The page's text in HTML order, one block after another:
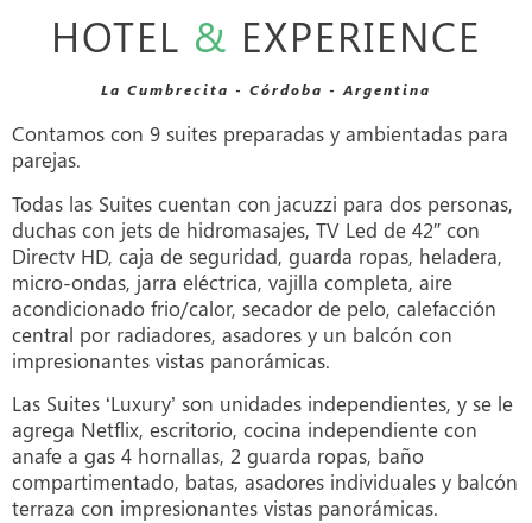
HOTEL & EXPERIENCE
La Cumbrecita - Córdoba - Argentina
Contamos con 9 suites preparadas y ambientadas para
parejas.
Todas las Suites cuentan con jacuzzi para dos personas,
duchas con jets de hidromasajes, TV Led de 42″ con
Directv HD, caja de seguridad, guarda ropas, heladera,
micro-ondas, jarra eléctrica, vajilla completa, aire
acondicionado frio/calor, secador de pelo, calefacción
central por radiadores, asadores y un balcón con
impresionantes vistas panorámicas.
Las Suites ‘Luxury’ son unidades independientes, y se le
agrega Netflix, escritorio, cocina independiente con
anafe a gas 4 hornallas, 2 guarda ropas, baño
compartimentado, batas, asadores individuales y balcón
terraza con impresionantes vistas panorámicas.